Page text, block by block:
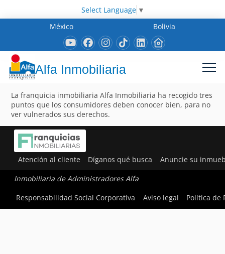
Select Language ▼
México
Bolivia
Alfa Inmobiliaria
La franquicia inmobiliaria Alfa Inmobiliaria ha recogido tres
puntos que los consumidores deben conocer bien, para no
ver vulnerados sus derechos.
Atención al cliente Díganos qué busca Anuncie su
Inmobiliaria de Administradores Alfa
Responsabilidad Social Corporativa
Aviso legal Política de